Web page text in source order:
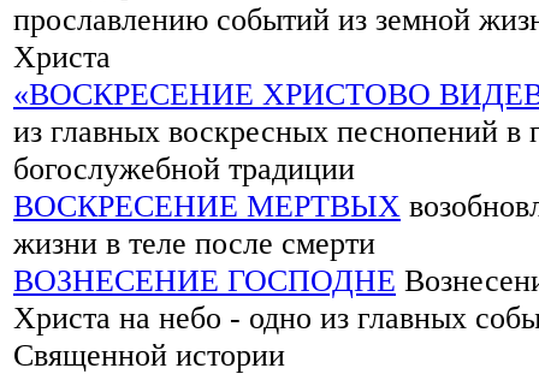
прославлению событий из земной
Христа
«ВОСКРЕСЕНИЕ ХРИСТОВО
из главных воскресных песнопений в
богослужебной традиции
ВОСКРЕСЕНИЕ МЕРТВЫХ
жизни в теле после смерти
ВОЗНЕСЕНИЕ ГОСПОДНЕ
Христа на небо - одно из главных
Священной истории